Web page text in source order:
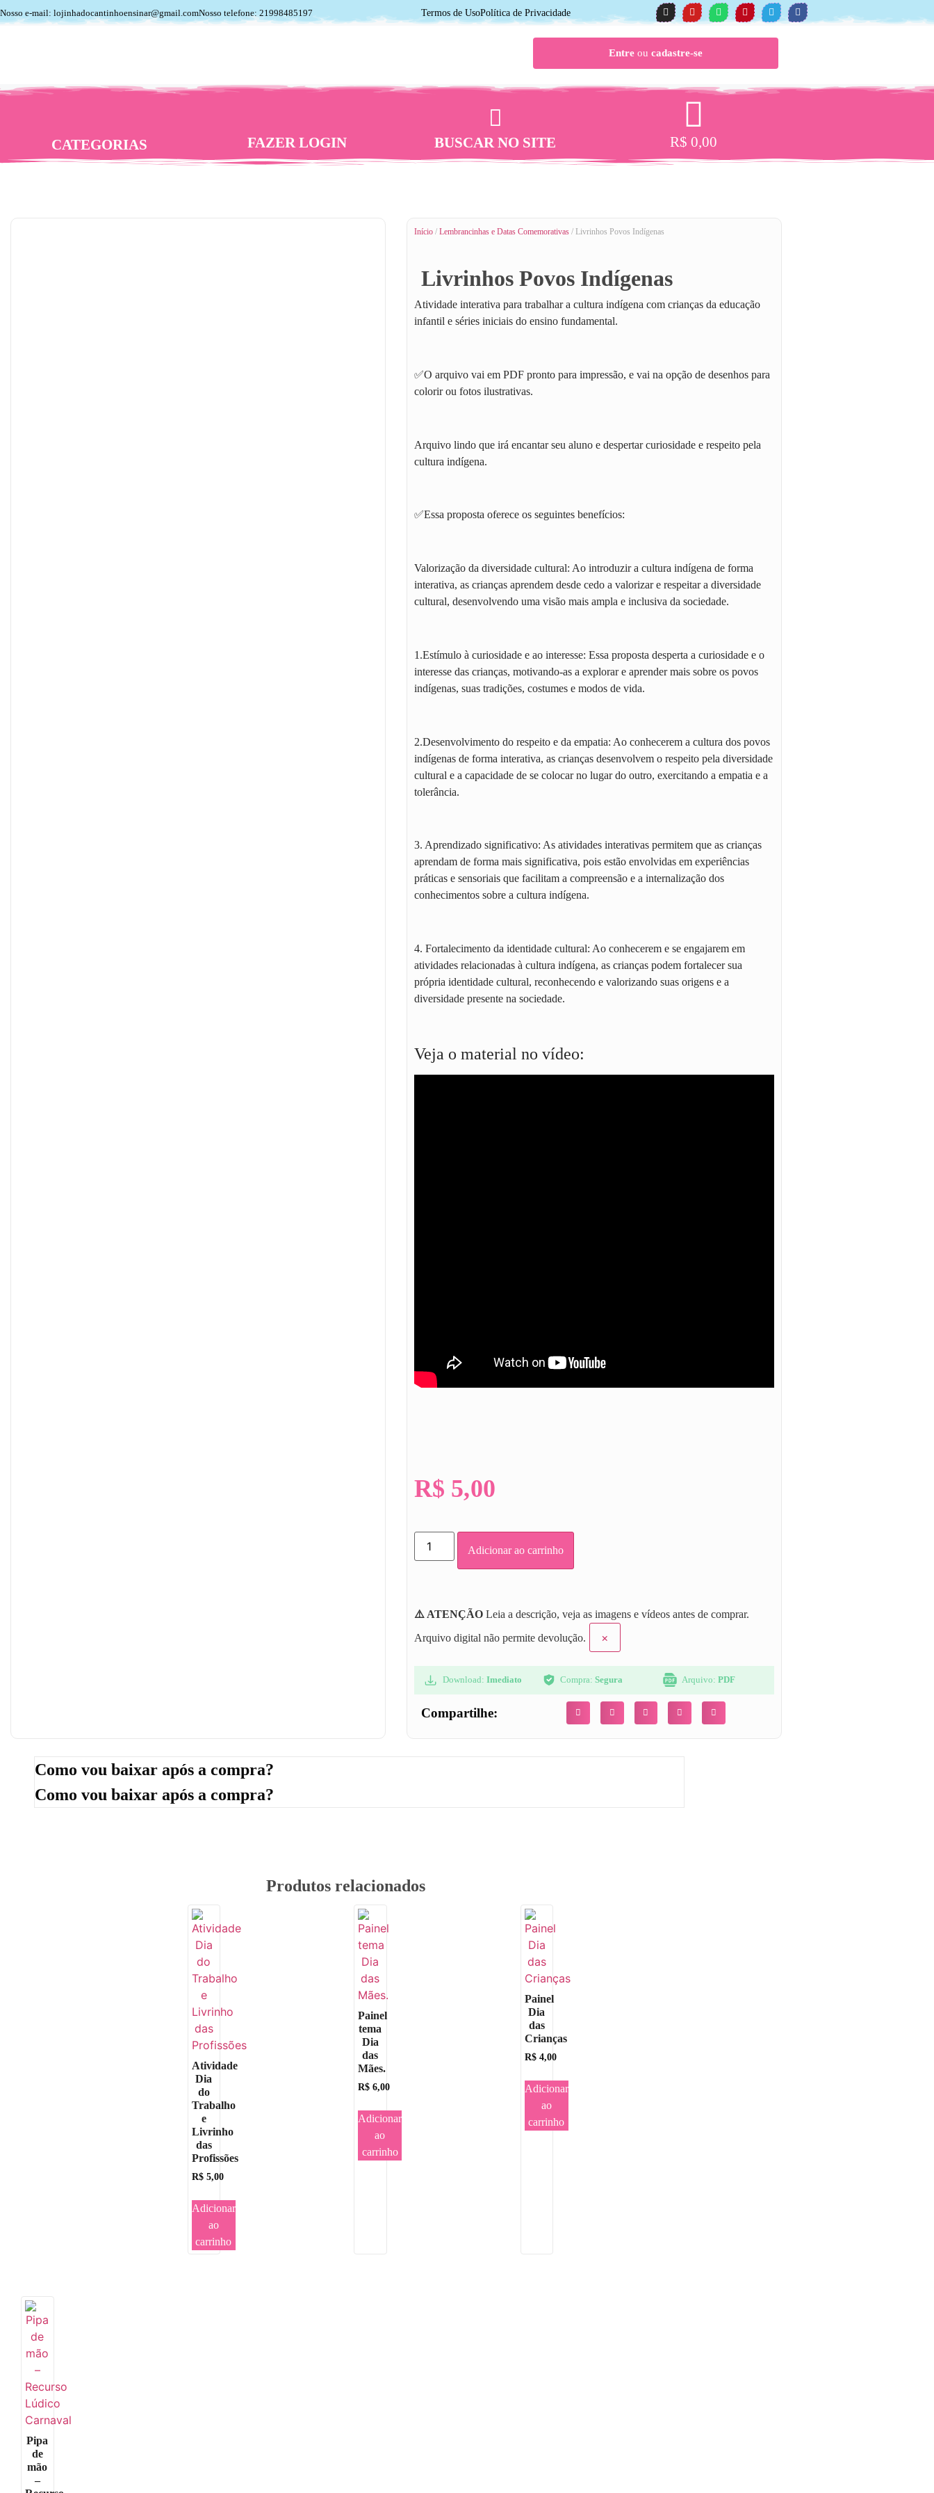
Nosso e-mail: lojinhadocantinhoensinar@gmail.comNosso telefone: 21998485197 Termos de UsoPolítica de Privacidade
Entreou cadastre-se
CATEGORIAS FAZER LOGIN BUSCAR NO SITE R$ 0,00
Início / Lembrancinhas e Datas Comemorativas / Livrinhos Povos Indígenas
Livrinhos Povos Indígenas
Atividade interativa para trabalhar a cultura indígena com crianças da educação
infantil e séries iniciais do ensino fundamental.
✅O arquivo vai em PDF pronto para impressão, e vai na opção de desenhos para
colorir ou fotos ilustrativas.
Arquivo lindo que irá encantar seu aluno e despertar curiosidade e respeito pela
cultura indígena.
✅Essa proposta oferece os seguintes benefícios:
Valorização da diversidade cultural: Ao introduzir a cultura indígena de forma
interativa, as crianças aprendem desde cedo a valorizar e respeitar a diversidade
cultural, desenvolvendo uma visão mais ampla e inclusiva da sociedade.
1.Estímulo à curiosidade e ao interesse: Essa proposta desperta a curiosidade e o
interesse das crianças, motivando-as a explorar e aprender mais sobre os povos
indígenas, suas tradições, costumes e modos de vida.
2.Desenvolvimento do respeito e da empatia: Ao conhecerem a cultura dos povos
indígenas de forma interativa, as crianças desenvolvem o respeito pela diversidade
cultural e a capacidade de se colocar no lugar do outro, exercitando a empatia e a
tolerância.
3. Aprendizado significativo: As atividades interativas permitem que as crianças
aprendam de forma mais significativa, pois estão envolvidas em experiências
práticas e sensoriais que facilitam a compreensão e a internalização dos
conhecimentos sobre a cultura indígena.
4. Fortalecimento da identidade cultural: Ao conhecerem e se engajarem em
atividades relacionadas à cultura indígena, as crianças podem fortalecer sua
própria identidade cultural, reconhecendo e valorizando suas origens e a
diversidade presente na sociedade.
Veja o material no vídeo:
R$ 5,00
Adicionar ao carrinho
⚠️ ATENÇÃO Leia a descrição, veja as imagens e vídeos antes de comprar.
Arquivo digital não permite devolução.
×
Download: Imediato Compra: Segura Arquivo:PDF
Compartilhe:
Como vou baixar após a compra?
Como vou baixar após a compra?
Produtos relacionados
Atividade
Dia
do
Trabalho
e
Livrinho
das
Profissões
R$5,00
Adicionar
ao
carrinho
Painel
tema
Dia
das
Mães.
R$ 6,00
Adicionar
ao
carrinho
Painel
Dia
das
Crianças
R$4,00
Adicionar
ao
carrinho
Pipa
de
mão
–